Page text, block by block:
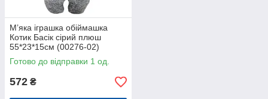
М’яка іграшка обіймашка
Котик Басік сірий плюш
55*23*15см (00276-02)
Готово до відправки 1 од.
572 ₴